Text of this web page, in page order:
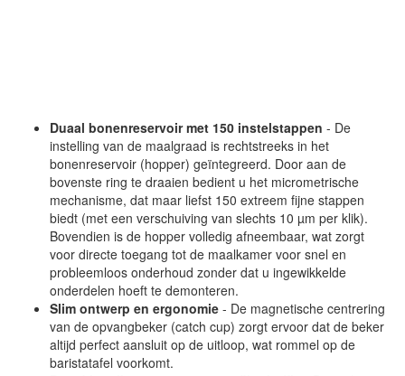
Duaal bonenreservoir met 150 instelstappen - De
instelling van de maalgraad is rechtstreeks in het
bonenreservoir (hopper) geïntegreerd. Door aan de
bovenste ring te draaien bedient u het micrometrische
mechanisme, dat maar liefst 150 extreem fijne stappen
biedt (met een verschuiving van slechts 10 µm per klik).
Bovendien is de hopper volledig afneembaar, wat zorgt
voor directe toegang tot de maalkamer voor snel en
probleemloos onderhoud zonder dat u ingewikkelde
onderdelen hoeft te demonteren.
Slim ontwerp en ergonomie - De magnetische centrering
van de opvangbeker (catch cup) zorgt ervoor dat de beker
altijd perfect aansluit op de uitloop, wat rommel op de
baristatafel voorkomt.